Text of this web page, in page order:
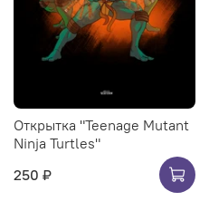
Открытка "Teenage Mutant
Ninja Turtles"
250 ₽